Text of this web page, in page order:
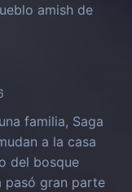
amish de
familia, Saga
a la casa
del bosque
pasó gran parte